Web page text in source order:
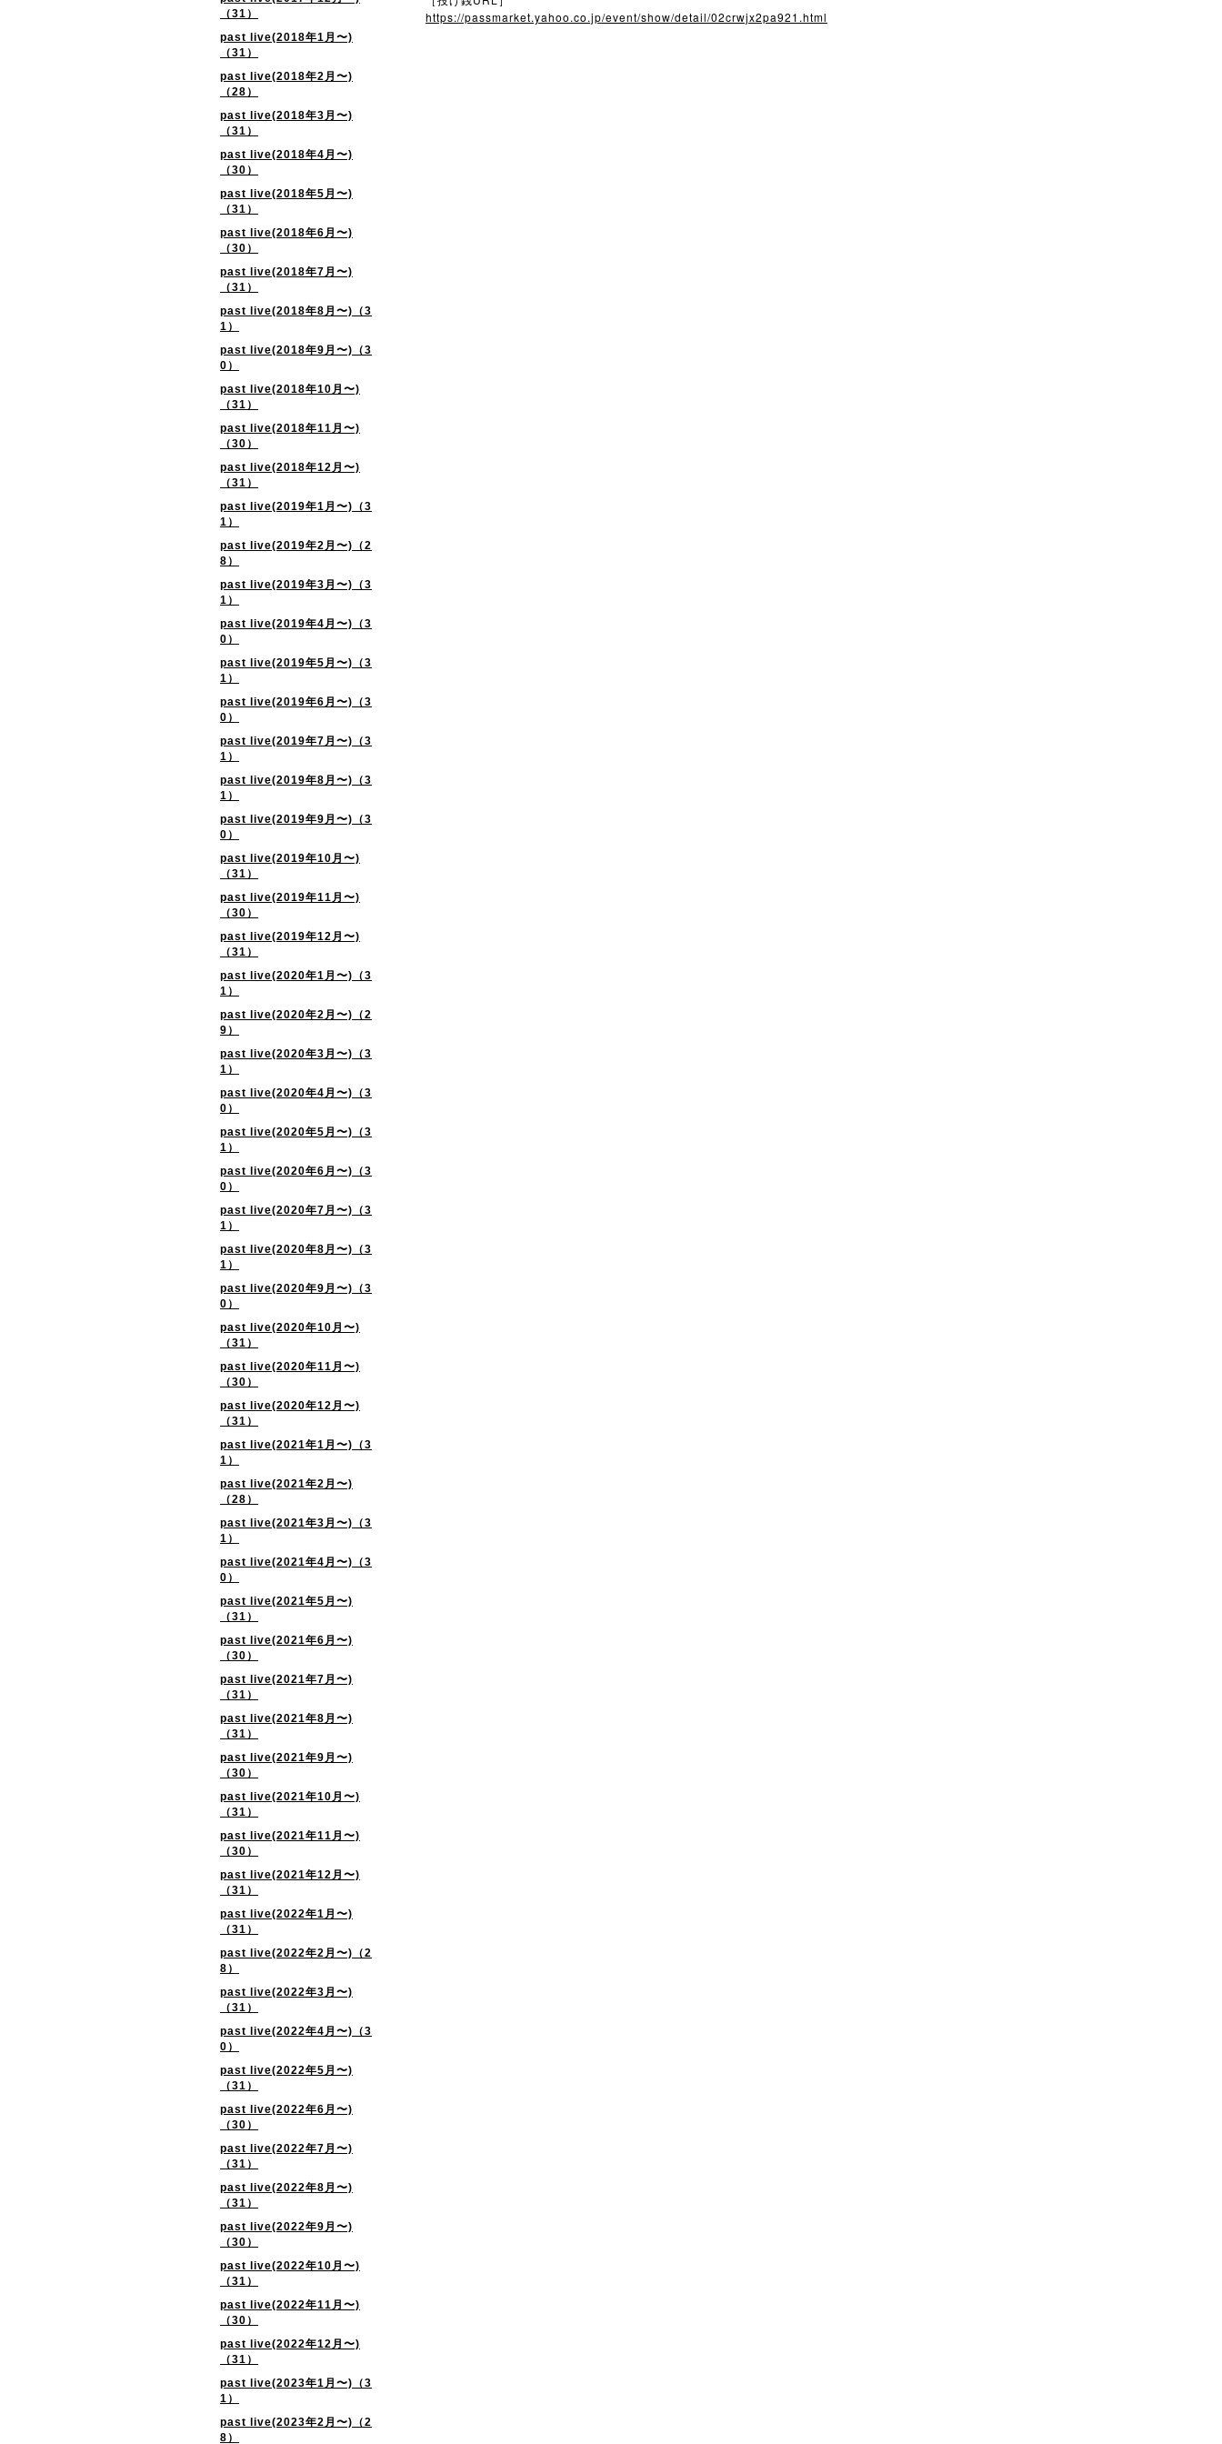
（31）
past live(2018年1月〜)
（31）
past live(2018年2月〜)
（28）
past live(2018年3月〜)
（31）
past live(2018年4月〜)
（30）
past live(2018年5月〜)
（31）
past live(2018年6月〜)
（30）
past live(2018年7月〜)
（31）
past live(2018年8月〜)（3
1）
past live(2018年9月〜)（3
0）
past live(2018年10月〜)
（31）
past live(2018年11月〜)
（30）
past live(2018年12月〜)
（31）
past live(2019年1月〜)（3
1）
past live(2019年2月〜)（2
8）
past live(2019年3月〜)（3
1）
past live(2019年4月〜)（3
0）
past live(2019年5月〜)（3
1）
past live(2019年6月〜)（3
0）
past live(2019年7月〜)（3
1）
past live(2019年8月〜)（3
1）
past live(2019年9月〜)（3
0）
past live(2019年10月〜)
（31）
past live(2019年11月〜)
（30）
past live(2019年12月〜)
（31）
past live(2020年1月〜)（3
1）
past live(2020年2月〜)（2
9）
past live(2020年3月〜)（3
1）
past live(2020年4月〜)（3
0）
past live(2020年5月〜)（3
1）
past live(2020年6月〜)（3
0）
past live(2020年7月〜)（3
1）
past live(2020年8月〜)（3
1）
past live(2020年9月〜)（3
0）
past live(2020年10月〜)
（31）
past live(2020年11月〜)
（30）
past live(2020年12月〜)
（31）
past live(2021年1月〜)（3
1）
past live(2021年2月〜)
（28）
past live(2021年3月〜)（3
1）
past live(2021年4月〜)（3
0）
past live(2021年5月〜)
（31）
past live(2021年6月〜)
（30）
past live(2021年7月〜)
（31）
past live(2021年8月〜)
（31）
past live(2021年9月〜)
（30）
past live(2021年10月〜)
（31）
past live(2021年11月〜)
（30）
past live(2021年12月〜)
（31）
past live(2022年1月〜)
（31）
past live(2022年2月〜)（2
8）
past live(2022年3月〜)
（31）
past live(2022年4月〜)（3
0）
past live(2022年5月〜)
（31）
past live(2022年6月〜)
（30）
past live(2022年7月〜)
（31）
past live(2022年8月〜)
（31）
past live(2022年9月〜)
（30）
past live(2022年10月〜)
（31）
past live(2022年11月〜)
（30）
past live(2022年12月〜)
（31）
past live(2023年1月〜)（3
1）
past live(2023年2月〜)（2
8）
https://passmarket.yahoo.co.jp/event/show/detail/02crwjx2pa921.html